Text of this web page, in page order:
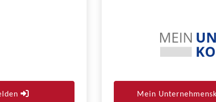
Mein